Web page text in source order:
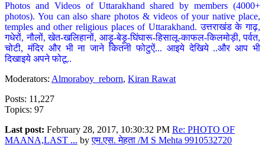
Photos and Videos of Uttarakhand shared by members (4000+
photos). You can also share photos & videos of your native place,
temples and other religious places of Uttarakhand. उत्तराखंड के गाढ़,
गधेरों, नौलों, खेत-खलिहानों, आड़ू-बेड़ू-घिंघारू-हिसालू-काफल-किलमोड़ी, पर्वत,
चोटी, मंदिर और भी ना जाने कितनी फोटुऐं... आइये देखिये ..और आप भी
दिखाइये अपने फोटू..
Moderators: Almoraboy_reborn, Kiran Rawat
Posts: 11,227
Topics: 97
Last post: February 28, 2017, 10:30:32 PM Re: PHOTO OF
MAANA,LAST ... byएम.एस. मेहता /M S Mehta 9910532720